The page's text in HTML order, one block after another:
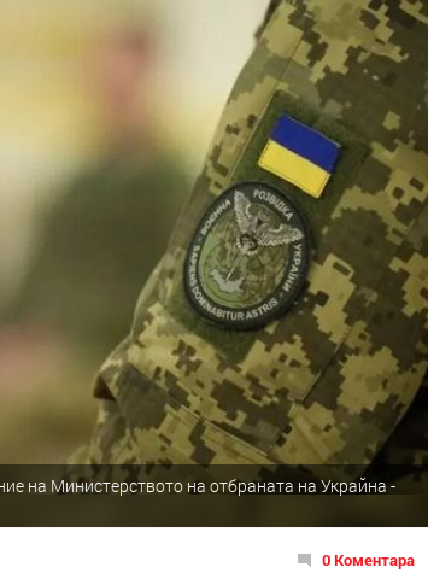
на Министерството на отбраната на Украйна -
0 Коментара